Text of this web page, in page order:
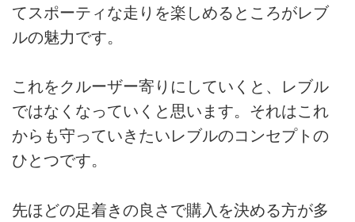
てスポーティな走りを楽しめるところがレブ
ルの魅力です。
これをクルーザー寄りにしていくと、レブル
ではなくなっていくと思います。それはこれ
からも守っていきたいレブルのコンセプトの
ひとつです。
先ほどの足着きの良さで購入を決める方が多